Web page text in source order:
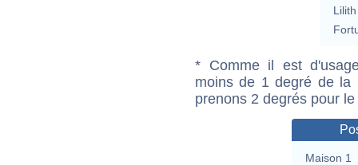
Lilith
* Comme il est
moins de 1 degré de la
prenons 2 degrés pour
Maison 1